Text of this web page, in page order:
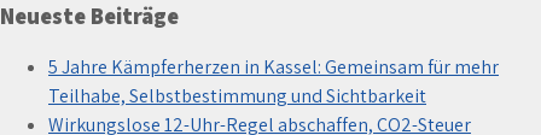
Neueste Beiträge
5 Jahre Kämpferherzen in Kassel: Gemeinsam für mehr
Teilhabe, Selbstbestimmung und Sichtbarkeit
Wirkungslose 12-Uhr-Regel abschaffen, CO2-Steuer